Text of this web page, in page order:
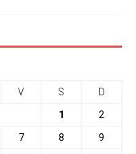
V S D
1 2
7 8 9